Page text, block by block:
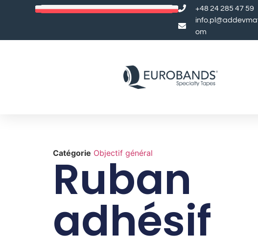
+48 24 285 47 59
om
Catégorie Objectif général
Ruban
adhésif